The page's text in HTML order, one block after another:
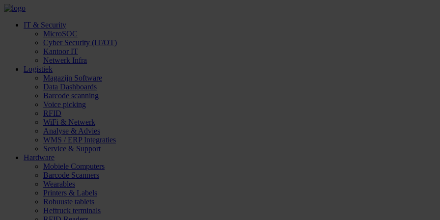
IT & Security
MicroSOC
Cyber Security (IT/OT)
Kantoor IT
Netwerk Infra
Logistiek
Magazijn Software
Data Dashboards
Barcode scanning
Voice picking
RFID
WiFi & Netwerk
Analyse & Advies
WMS / ERP Integraties
Service & Support
Hardware
Mobiele Computers
Barcode Scanners
Wearables
Printers & Labels
Robuuste tablets
Heftruck terminals